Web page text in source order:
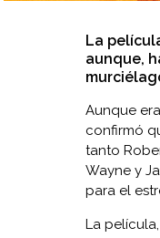
La
aunque,
Aunque
confirmó
tanto
Wayne y
para el
La